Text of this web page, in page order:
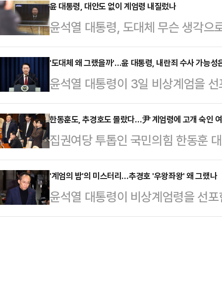
상계엄 선포 및 해제 사태 이후 나
리실을 통해 기자단에 전달한 메시
다"며 이같이 언급했다.그는 "이 시
일상이 한 치 흔들림 없이 유지되도
다해달라"며 "마지막 순간까지 국
다"고 강조했다.…
윤 대통령, 대안도 없이 계엄령 내질렀나
윤석열 대통령, 도대체 무슨 생각
해할 수가 없다. 헌법은 “국회가 재
요구한 때에는 대통령은 이를 해
있다. 국회는 야당인 더불어민주당
있다. 계엄령 선포 즉시 해제를 결
서 윤 대통령이 ‘긴급 대국민 특별담
름의 대안이 정밀하게 마련됐을 것
그렇게 생각했…
'도대체 왜 그랬을까'…윤 대통령, 내란죄 수사 가능
윤석열 대통령이 3일 비상계엄을
어민주당이 내란죄로 윤 대통령을
려졌다. 법조계에서는 "국회의 계
도 국회를 물리적으로 폐쇄해 고유
립 가능성을 높이는 것이다. 내란
때문에 수사와 기소가 가능하다"고
엄 선포에 관한 구체적인 과정이 드
하기는 쉽지 않을 것"이라며…
한동훈도, 추경호도 몰랐다…尹 계엄령에 고개 숙인
집권여당 투톱인 국민의힘 한동훈
의 비상계엄 선포에 대해 사과와 유
국회의 의견을 받아들여, 조속히 계
는 4일 국회에서 계엄해제 결의안
이런 사태가 발생해 대단히 유감스
'계엄의 밤'의 미스터리…추경호 '우왕좌왕' 왜 그랬나
윤석열 대통령이 비상계엄령을 선
아지고 있다. 특히 추경호 국민의힘